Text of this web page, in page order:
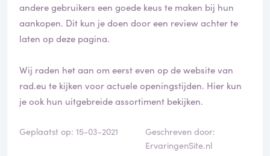
andere gebruikers een goede keus te maken bij hun
aankopen. Dit kun je doen door een review achter te
laten op deze pagina.
Wij raden het aan om eerst even op de website van
rad.eu te kijken voor actuele openingstijden. Hier kun
je ook hun uitgebreide assortiment bekijken.
Geplaatst op: 15-03-2021
Geschreven door:
ErvaringenSite.nl